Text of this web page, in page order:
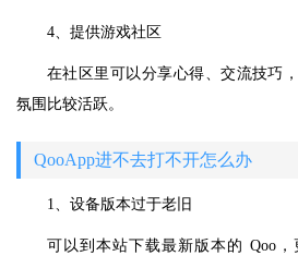
4、提供游戏社区
在社区里可以分享心得、交流技巧
氛围比较活跃。
QooApp进不去打不开怎么办
1、设备版本过于老旧
可以到本站下载最新版本的 Qoo